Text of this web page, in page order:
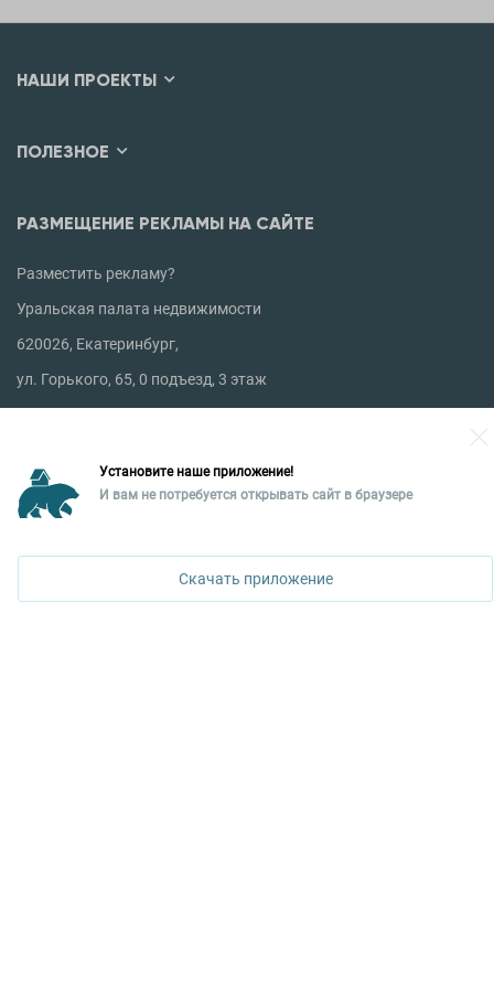
НАШИ ПРОЕКТЫ
ПОЛЕЗНОЕ
РАЗМЕЩЕНИЕ РЕКЛАМЫ НА САЙТЕ
Разместить рекламу?
Уральская палата недвижимости
620026, Екатеринбург,
ул. Горького, 65, 0 подъезд, 3 этаж
Политика конфиденциальности
+7 343 367-67-60
Установите наше приложение!
И вам не потребуется открывать сайт в браузере
Скачать приложение